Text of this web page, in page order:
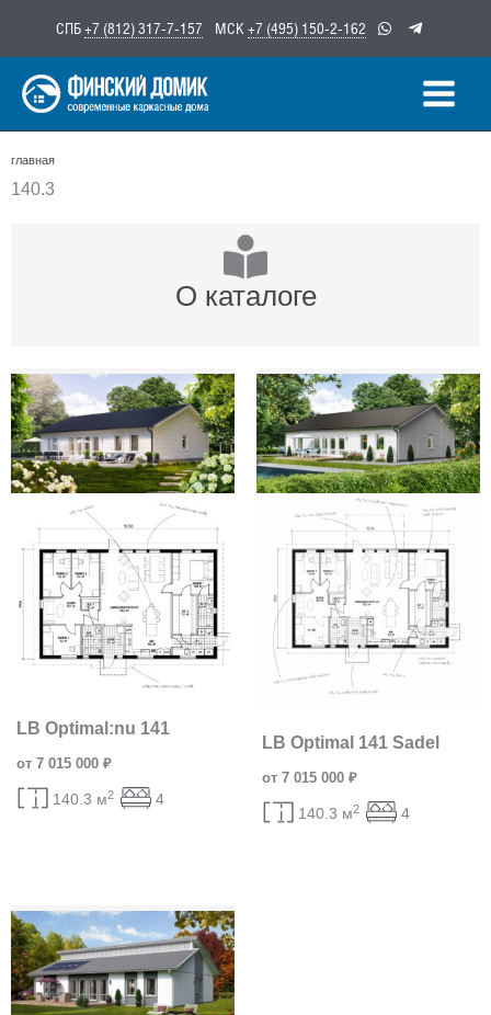
содержимому
СПБ+7 (812) 317-7-157 МСК +7 (495) 150-2-162
главная
140.3
О каталоге
LB Optimal:nu 141
от 7 015 000 ₽
140.3 м2 4
LB Optimal 141 Sadel
от 7 015 000 ₽
140.3 м2 4